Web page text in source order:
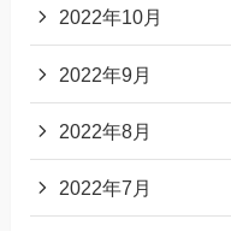
2022年10月
2022年9月
2022年8月
2022年7月